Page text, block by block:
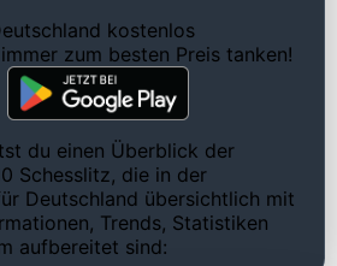
kostenlos
zum besten Preis tanken!
du einen Überblick der
Schesslitz, die in der
Deutschland übersichtlich mit
Trends, Statistiken
aufbereitet sind: